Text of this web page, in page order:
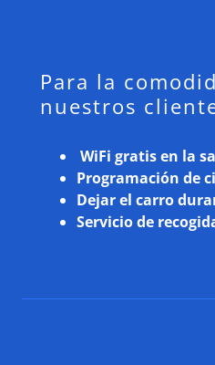
Para la
nuestros
WiFi gratis en la
Programación de
Dejar el carro
Servicio de